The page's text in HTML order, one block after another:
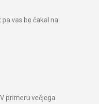
vas bo čakal na
primeru večjega